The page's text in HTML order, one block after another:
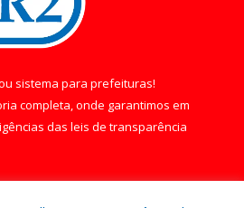
sistema para prefeituras!
completa, onde garantimos em
das leis de transparência